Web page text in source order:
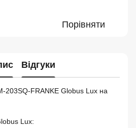
Порівняти
Відгуки
203SQ-FRANKE Globus Lux на
Lux: